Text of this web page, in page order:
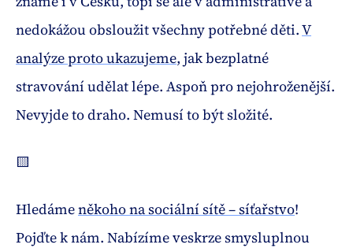
nedokážou obsloužit všechny potřebné děti.V
analýze proto ukazujeme, jak bezplatné
stravování udělat lépe. Aspoň pro nejohroženější.
Nevyjde to draho. Nemusí to být složité.
🟨
Hledámeněkoho na sociální sítě – síťařstvo!
Pojďte k nám. Nabízíme veskrze smysluplnou